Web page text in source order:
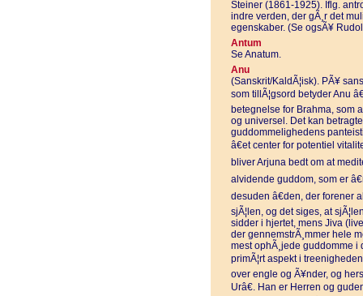
Steiner (1861-1925). Iflg.
indre verden, der gÃ¸r det
egenskaber. (Se ogsÃ¥
Antum
Se Anatum.
Anu
(Sanskrit/KaldÃ¦isk). PÃ¥
som tillÃ¦gsord betyder Anu
betegnelse for Brahma, som
og universel. Det kan
guddommelighedens
â€et center for potentiel
bliver Arjuna bedt om at
alvidende guddom, som er
desuden â€den, der forener
sjÃ¦len, og det siges, at
sidder i hjertet, mens Jiva
der gennemstrÃ¸mmer hele
mest ophÃ¸jede guddomme
primÃ¦rt aspekt i
over engle og Ã¥nder, og
Urâ€. Han er Herren og